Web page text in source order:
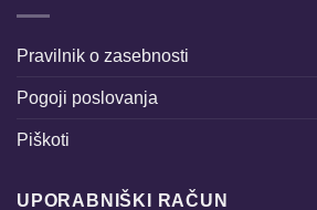
Pravilnik o zasebnosti
Pogoji poslovanja
Piškoti
UPORABNIŠKI RAČUN